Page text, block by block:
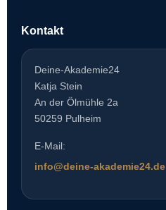
Kontakt
Deine-Akademie24
Katja Stein
An der Ölmühle 2a
50259 Pulheim
E-Mail:
info@deine-akademie24.de